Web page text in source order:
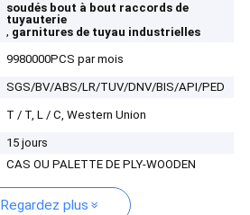
soudés bout à bout raccords de
tuyauterie
, garnitures de tuyau industrielles
9980000PCS par mois
SGS/BV/ABS/LR/TUV/DNV/BIS/API/PED
T / T, L / C, Western Union
15 jours
CAS OU PALETTE DE PLY-WOODEN
Regardez plus